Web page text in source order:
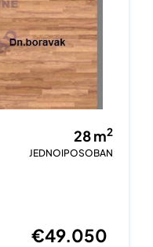
28m2
JEDNOIPOSOBAN
€49.050